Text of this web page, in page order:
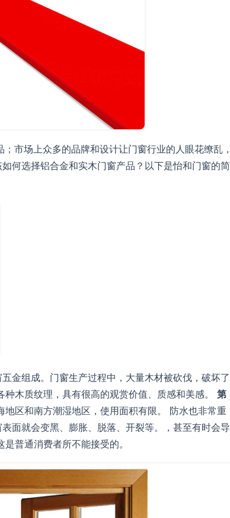
市场上众多的品牌和设计让门窗行业的人眼花缭乱，
何选择铝合金和实木门窗产品？以下是怡和门窗的
金组成。门窗生产过程中，大量木材被砍伐，破坏
木质纹理，具有很高的观赏价值、质感和美感。 第
地区和南方潮湿地区，使用面积有限。 防水也非常重
面就会变黑、膨胀、脱落、开裂等。，甚至有时会
普通消费者所不能接受的。